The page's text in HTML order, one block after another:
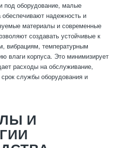
под оборудование, малые
надежность и
материалы и современные
создавать устойчивые к
вибрациям, температурным
влаги корпуса. Это минимизирует
расходы на обслуживание,
службы оборудования и
И